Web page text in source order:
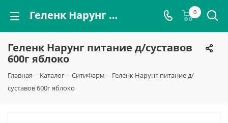
Геленк Нарунг питание д/суставов 600г яблоко 0
Геленк Нарунг питание д/суставов
600г яблоко
Главная - Каталог - СитиФарм - Геленк Нарунг питание д/
суставов 600г яблоко